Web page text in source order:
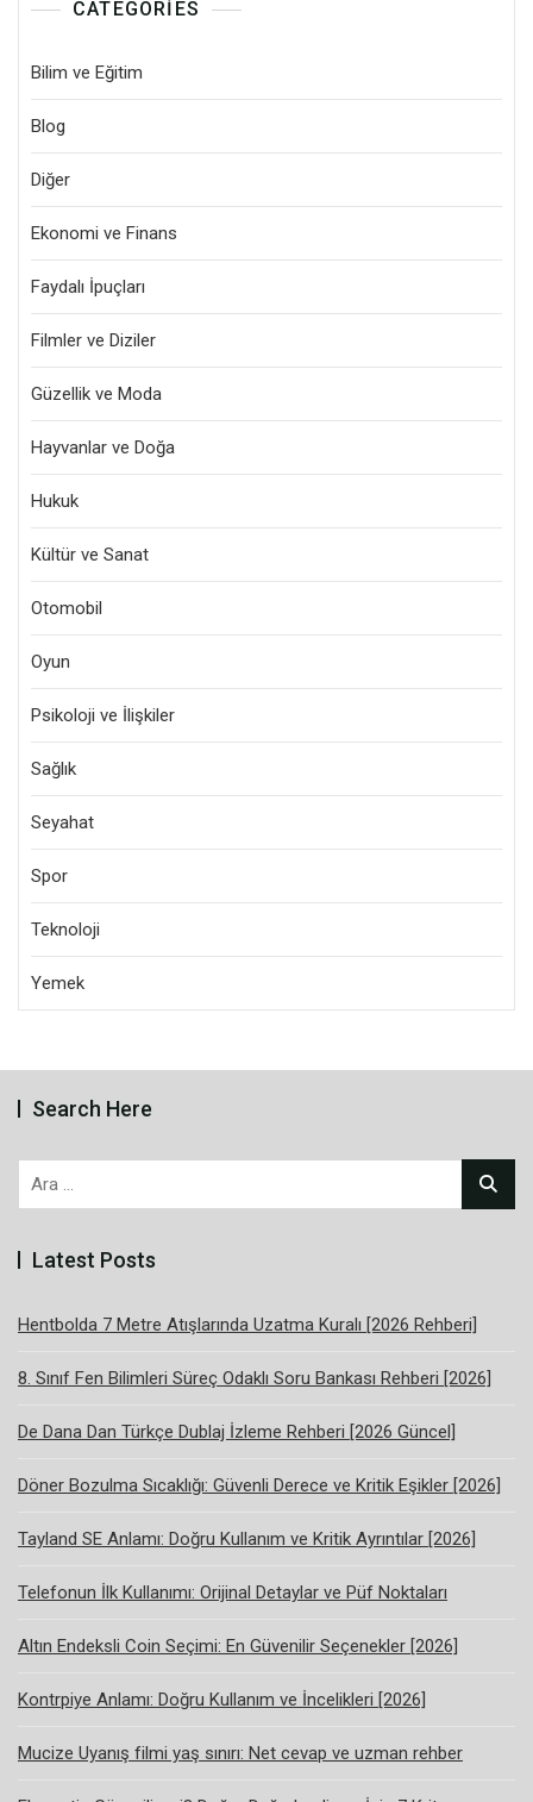
CATEGORIES
Bilim ve Eğitim
Blog
Diğer
Ekonomi ve Finans
Faydalı İpuçları
Filmler ve Diziler
Güzellik ve Moda
Hayvanlar ve Doğa
Hukuk
Kültür ve Sanat
Otomobil
Oyun
Psikoloji ve İlişkiler
Sağlık
Seyahat
Spor
Teknoloji
Yemek
Search Here
Arama:
Latest Posts
Hentbolda 7 Metre Atışlarında Uzatma Kuralı [2026 Rehberi]
8. Sınıf Fen Bilimleri Süreç Odaklı Soru Bankası Rehberi [2026]
De Dana Dan Türkçe Dublaj İzleme Rehberi [2026 Güncel]
Döner Bozulma Sıcaklığı: Güvenli Derece ve Kritik Eşikler [2026]
Tayland SE Anlamı: Doğru Kullanım ve Kritik Ayrıntılar [2026]
Telefonun İlk Kullanımı: Orijinal Detaylar ve Püf Noktaları
Altın Endeksli Coin Seçimi: En Güvenilir Seçenekler [2026]
Kontrpiye Anlamı: Doğru Kullanım ve İncelikleri [2026]
Mucize Uyanış filmi yaş sınırı: Net cevap ve uzman rehber